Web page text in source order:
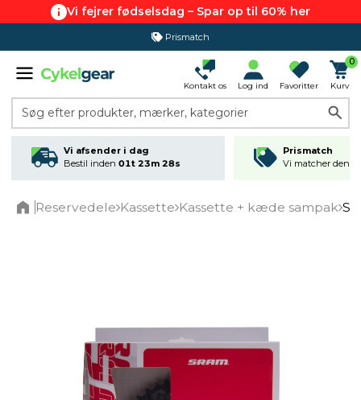
Vi fejrer fødselsdag – Spar op til 60% her
Prismatch
Kontakt os Log ind Favoritter
0
Kurv
Søg efter produkter, mærker, kategorier
Vi afsender i dag
Bestil inden 01t 23m 28s
Prismatch
Vi matcher den
Reservedele Kassette Kassette + kæde sampak